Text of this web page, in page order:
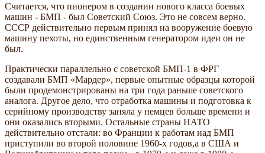
Считается, что пионером в создании нового класса боевых
машин - БМП - был Советский Союз. Это не совсем верно.
СССР действительно первым принял на вооружение боевую
машину пехоты, но единственным генератором идеи он не
был.
Практически параллельно с советской БМП-1 в ФРГ
создавали БМП
Мардер , первые опытные образцы которой
были продемонстрированы на три года раньше советского
аналога. Другое дело, что отработка машины и подготовка к
серийному производству заняла у немцев больше времени и
они оказались вторыми. Остальные страны НАТО
действительно отстали: во Франции к работам над БМП
приступили во второй половине 1960-х годов,а в США и